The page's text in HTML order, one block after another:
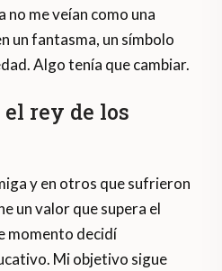
no me veían como una
un fantasma, un símbolo
Algo tenía que cambiar.
rey de los
y en otros que sufrieron
un valor que supera el
momento decidí
Mi objetivo sigue